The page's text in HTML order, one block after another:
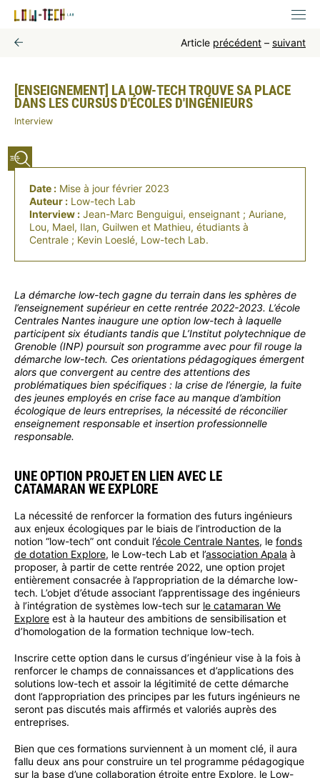
Article précédent – suivant
[ENSEIGNEMENT] LA LOW-TECH TROUVE SA PLACE
DANS LES CURSUS D'ÉCOLES D'INGÉNIEURS
Interview
Date : Mise à jour février 2023
Auteur : Low-tech Lab
Interview : Jean-Marc Benguigui, enseignant ; Auriane,
Lou, Mael, Ilan, Guilwen et Mathieu, étudiants à
Centrale ; Kevin Loeslé, Low-tech Lab.
La démarche low-tech gagne du terrain dans les sphères de
l’enseignement supérieur en cette rentrée 2022-2023. L’école
Centrales Nantes inaugure une option low-tech à laquelle
participent six étudiants tandis que L’Institut polytechnique de
Grenoble (INP) poursuit son programme avec pour fil rouge la
démarche low-tech. Ces orientations pédagogiques émergent
alors que convergent au centre des attentions des
problématiques bien spécifiques : la crise de l’énergie, la fuite
des jeunes employés en crise face au manque d’ambition
écologique de leurs entreprises, la nécessité de réconcilier
enseignement responsable et insertion professionnelle
responsable.
UNE OPTION PROJET EN LIEN AVEC LE
CATAMARAN WE EXPLORE
La nécessité de renforcer la formation des futurs ingénieurs
aux enjeux écologiques par le biais de l’introduction de la
notion “low-tech” ont conduit l’école Centrale Nantes, le fonds
de dotation Explore, le Low-tech Lab et l’association Apala à
proposer, à partir de cette rentrée 2022, une option projet
entièrement consacrée à l’appropriation de la démarche low-
tech. L’objet d’étude associant l’apprentissage des ingénieurs
à l’intégration de systèmes low-tech sur le catamaran We
Explore est à la hauteur des ambitions de sensibilisation et
d’homologation de la formation technique low-tech.
Inscrire cette option dans le cursus d’ingénieur vise à la fois à
renforcer le champs de connaissances et d’applications des
solutions low-tech et assoir la légitimité de cette démarche
dont l’appropriation des principes par les futurs ingénieurs ne
seront pas discutés mais affirmés et valoriés auprès des
entreprises.
Bien que ces formations surviennent à un moment clé, il aura
fallu deux ans pour construire un tel programme pédagogique
sur la base d’une collaboration étroite entre Explore, le Low-